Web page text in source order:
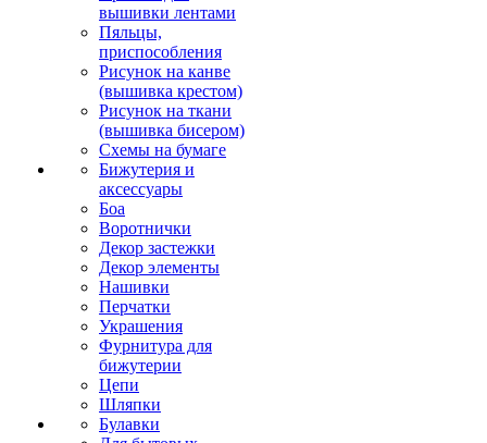
вышивки лентами
Пяльцы,
приспособления
Рисунок на канве
(вышивка крестом)
Рисунок на ткани
(вышивка бисером)
Схемы на бумаге
Бижутерия и
аксессуары
Боа
Воротнички
Декор застежки
Декор элементы
Нашивки
Перчатки
Украшения
Фурнитура для
бижутерии
Цепи
Шляпки
Булавки